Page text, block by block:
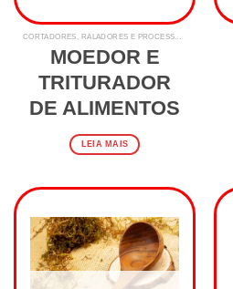
MOEDOR E
TRITURADOR
DE ALIMENTOS
LEIA MAIS